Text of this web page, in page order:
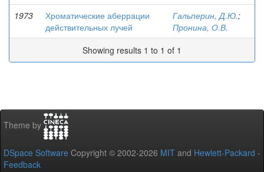
1973
Хроматические аберрации
действительных лучей
Гальперин, Д.Ю.;
Пронина, О.В.
Showing results 1 to 1 of 1
Theme by
DSpace Software Copyright © 2002-2026 MIT and Hewlett-Packard -
Feedback